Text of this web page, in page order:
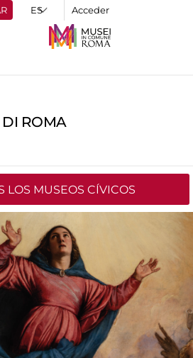
Acceder
DI ROMA
LOS MUSEOS CÍVICOS